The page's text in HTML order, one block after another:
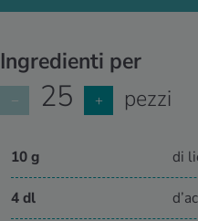
Ingredienti per
− 25 + pezzi
10 g di
4 dl